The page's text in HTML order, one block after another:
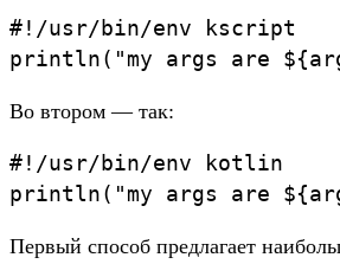
#!/usr/bin/env kscript
Во втором — так:
#!/usr/bin/env kotlin
Первый способ предлагает